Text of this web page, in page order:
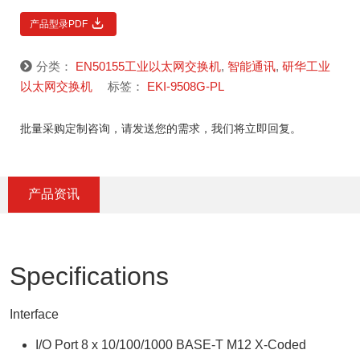
产品型录PDF
分类： EN50155工业以太网交换机, 智能通讯, 研华工业
以太网交换机
标签： EKI-9508G-PL
批量采购定制咨询，请发送您的需求，我们将立即回复。
产品资讯
Specifications
Interface
I/O Port 8 x 10/100/1000 BASE-T M12 X-Coded